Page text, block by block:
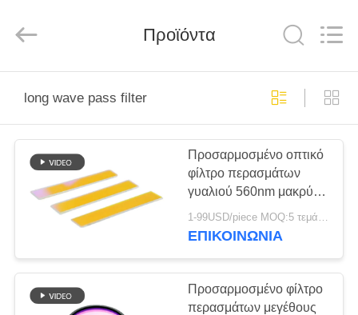
ΠΡΟΪΌΝΤΑ
ΠΕΡΊΠΟΥ
ΕΜΕΊΣ
ΓΎΡΟΣ
ΕΡΓΟΣΤΑΣΊΩΝ
Co.,Ltd.
Προϊόντα
long wave pass filter
Προσαρμοσμένο οπτικό
φίλτρο περασμάτων
γυαλιού 560nm μακρύ
με την ευρεία κομμένη
ζώνη
1-99USD/piece MOQ:5 τεμάχια
ΕΠΙΚΟΙΝΩΝΊΑ
Προσαρμοσμένο φίλτρο
περασμάτων μεγέθους